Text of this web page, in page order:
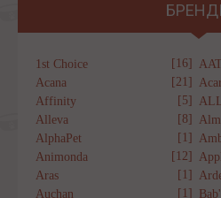
1st Choice [16]
Acana
[21]
Affinity
[5]
Alleva
[8]
AlphaPet
[1]
Animonda
[12]
Aras
[1]
Auchan
[1]